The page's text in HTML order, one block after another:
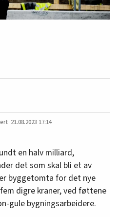
21.08.2023 17:14
en halv milliard,
det som skal bli et av
byggetomta for det nye
digre kraner, ved føttene
gule bygningsarbeidere.